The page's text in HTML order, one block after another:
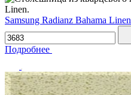
Samsung Radianz Bahama Linen
Подробнее